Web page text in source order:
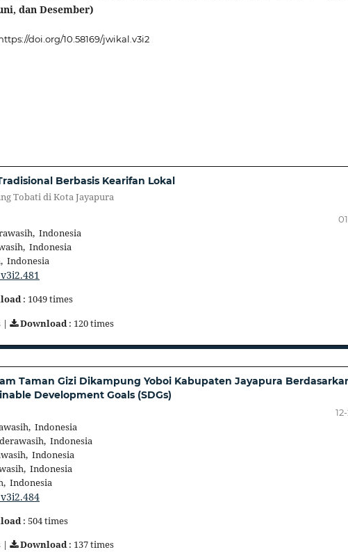
dan Desember)
doi.org/10.58169/jwikal.v3i2
Berbasis Kearifan Lokal
Tobati di Kota Jayapura
Indonesia
Indonesia
Indonesia
: 1049 times
| Download: 120 times
Taman Gizi Dikampung Yoboi Kabupaten Jayapura
Development Goals (SDGs)
Indonesia
Indonesia
Indonesia
Indonesia
Indonesia
: 504 times
| Download: 137 times